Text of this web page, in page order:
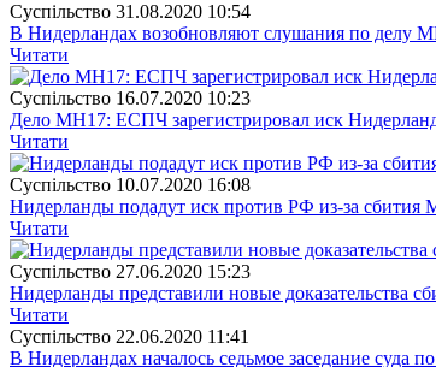
Суспiльство 31.08.2020 10:54
В Нидерландах возобновляют слушания по делу
Читати
Суспiльство 16.07.2020 10:23
Дело МН17: ЕСПЧ зарегистрировал иск
Читати
Суспiльство 10.07.2020 16:08
Нидерланды подадут иск против РФ из-за сбития
Читати
Суспiльство 27.06.2020 15:23
Нидерланды представили новые доказательства
Читати
Суспiльство 22.06.2020 11:41
В Нидерландах началось седьмое заседание суда